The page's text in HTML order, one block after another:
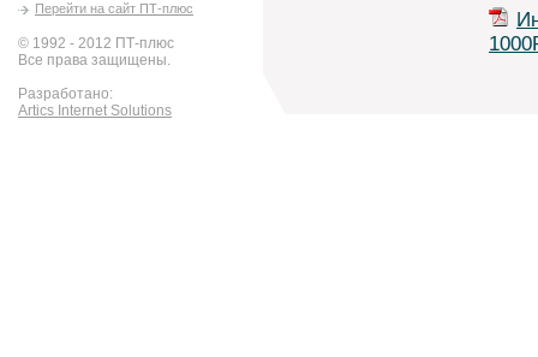
Перейти на сайт ПТ-плюс
© 1992 - 2012 ПТ-плюс
Все права защищены.
Разработано:
Artics Internet Solutions